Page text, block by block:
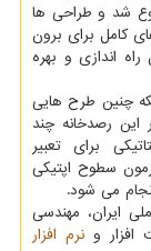
شد و طراحی ها
کامل برای برون
اندازی و بهره
چنین طرح هایی
این رصدخانه چند
برای تعبیر
سطوح اپتیکی
می شود.
ایران، مهندسی
افزار و نرم افزار